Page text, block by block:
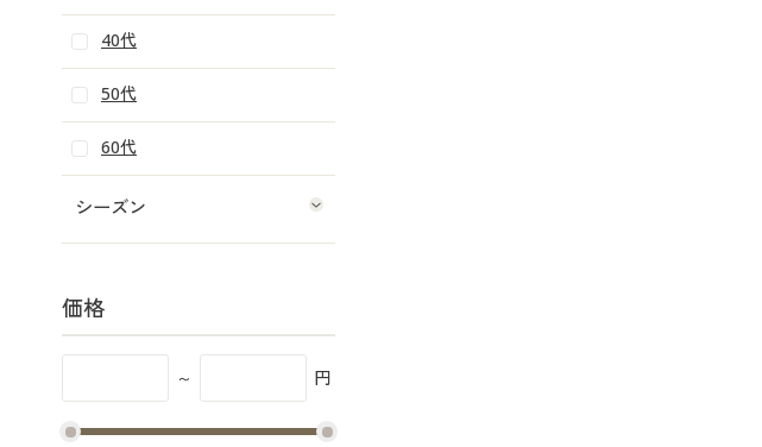
40代
50代
60代
シーズン
価格
～ 円